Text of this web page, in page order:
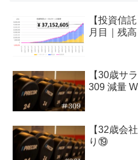
【投資信
月目｜残
【30歳サ
309 減量
【32歳会
り⑲